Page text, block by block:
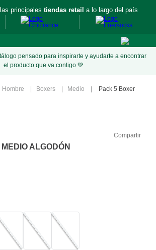
principales tiendas retail a lo largo del país
pensado para inspirarte y ayudarte a encontrar
el producto que va contigo 💚
Hombre Boxers Medio
Pack 5 Boxer
Compartir
ALGODÓN